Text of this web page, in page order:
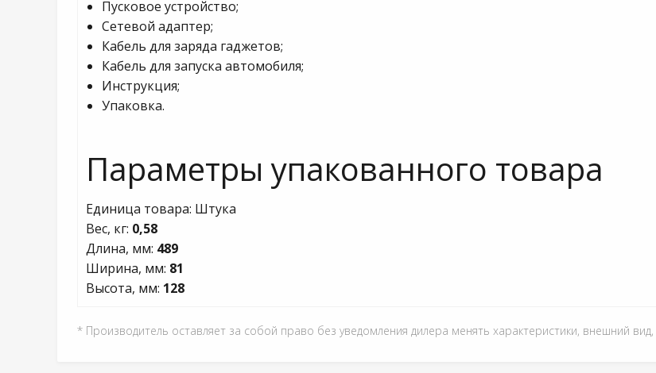
Пусковое устройство;
Сетевой адаптер;
Кабель для заряда гаджетов;
Кабель для запуска автомобиля;
Инструкция;
Упаковка.
Параметры упакованного товара
Единица товара: Штука
Вес, кг: 0,58
Длина, мм: 489
Ширина, мм: 81
Высота, мм: 128
* Производитель оставляет за собой право без уведомления дилера менять характеристики, внешний